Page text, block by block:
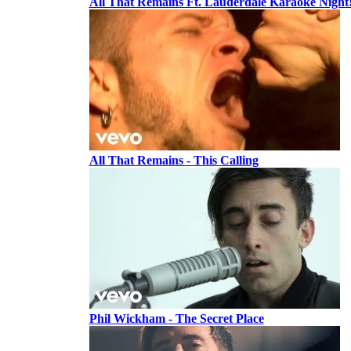
All That Remains - This Calling
Phil Wickham - The Secret Place